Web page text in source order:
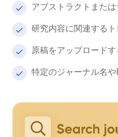
アブストラクトまた
研究内容に関連する
原稿をアップロード
特定のジャーナル名や